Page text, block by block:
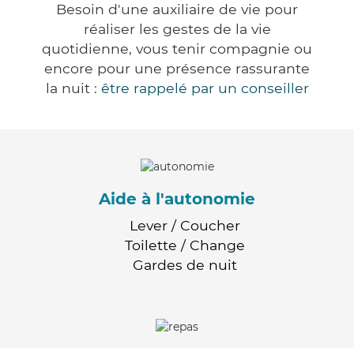
Besoin d'une auxiliaire de vie pour
réaliser les gestes de la vie
quotidienne, vous tenir compagnie ou
encore pour une présence rassurante
la nuit : être rappelé par un conseiller
Aide à l'autonomie
Lever / Coucher
Toilette / Change
Gardes de nuit